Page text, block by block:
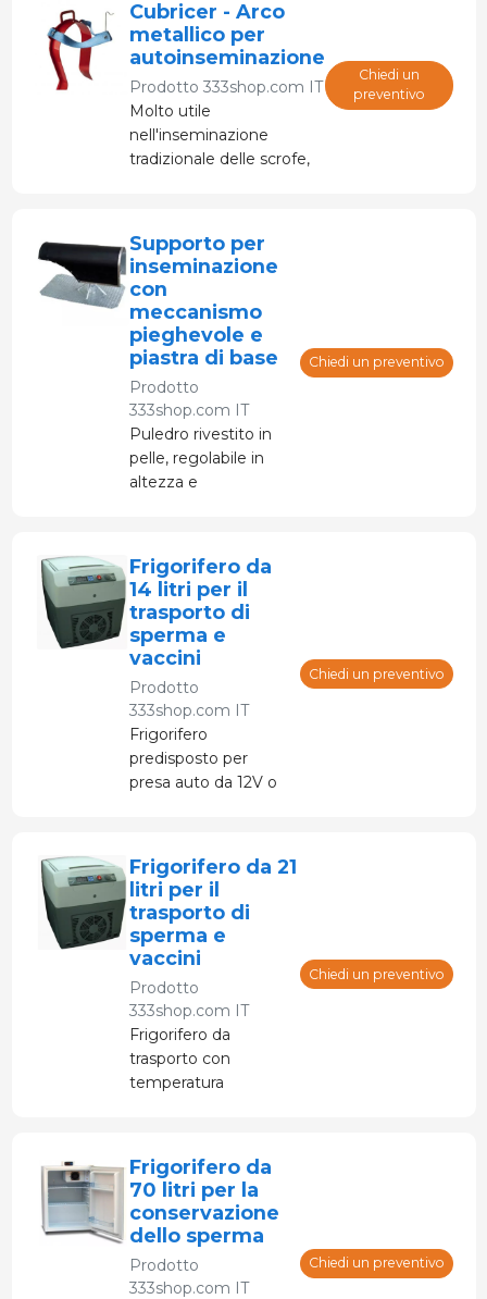
Cubricer - Arco
metallico per
autoinseminazione
Prodotto 333shop.com IT
Molto utile
nell'inseminazione
tradizionale delle scrofe,
come spesso accade
nell'inseminazione delle
scrofe nullipare.
Chiedi un
preventivo
Supporto per
inseminazione
con
meccanismo
pieghevole e
piastra di base
Prodotto
333shop.com IT
Puledro rivestito in
pelle, regolabile in
altezza e
piegatura e piastra di
base.
Chiedi un preventivo
Frigorifero da
14 litri per il
trasporto di
sperma e
vaccini
Prodotto
333shop.com IT
Frigorifero
predisposto per
presa auto da 12V o
Chiedi un preventivo
Frigorifero da 21
litri per il
trasporto di
sperma e
vaccini
Prodotto
333shop.com IT
Frigorifero da
trasporto con
temperatura
all'auto/furgone
oppure a 220 V.
Chiedi un preventivo
Frigorifero da
70 litri per la
conservazione
dello sperma
Prodotto
333shop.com IT
Chiedi un preventivo